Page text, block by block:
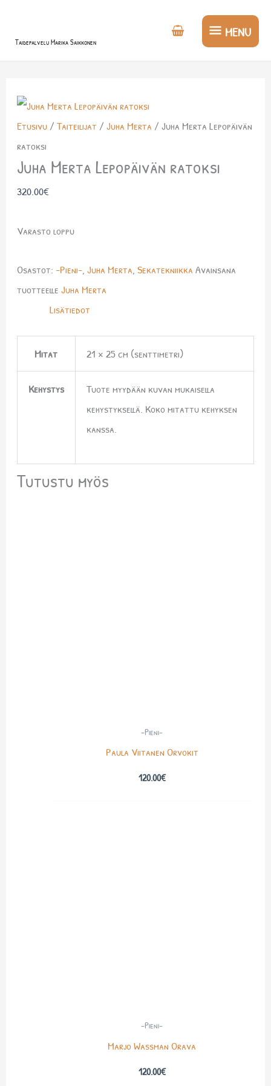
Taidepalvelu Marika Saikkonen
MENU
MENU
Etusivu/ Taiteilijat / Juha Merta / Juha Merta Lepopäivän
ratoksi
Juha Merta Lepopäivän ratoksi
320.00€
Varasto loppu
Osastot: -Pieni-, Juha Merta, Sekatekniikka Avainsana
tuotteelle Juha Merta
Lisätiedot
Mitat 21 × 25 cm (senttimetri)
Kehystys
Tuote myydään kuvan mukaisella
kehystyksellä. Koko mitattu kehyksen
kanssa.
Tutustu myös
-Pieni-
Paula Viitanen Orvokit
120.00€
-Pieni-
Marjo Wassman Orava
120.00€